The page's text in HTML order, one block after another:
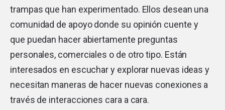
trampas que han experimentado. Ellos desean una
comunidad de apoyo donde su opinión cuente y
que puedan hacer abiertamente preguntas
personales, comerciales o de otro tipo. Están
interesados ​​en escuchar y explorar nuevas ideas y
necesitan maneras de hacer nuevas conexiones a
través de interacciones cara a cara.